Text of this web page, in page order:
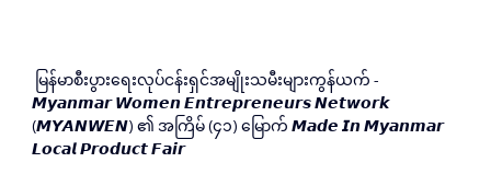
မြန်မာစီးပွားရေးလုပ်ငန်းရှင်အမျိုးသမီးများကွန်ယက် -
𝙈𝙮𝙖𝙣𝙢𝙖𝙧 𝙒𝙤𝙢𝙚𝙣 𝙀𝙣𝙩𝙧𝙚𝙥𝙧𝙚𝙣𝙚𝙪𝙧𝙨 𝙉𝙚𝙩𝙬𝙤𝙧𝙠
(𝙈𝙔𝘼𝙉𝙒𝙀𝙉) ၏ အကြိမ် (၄၁) မြောက် 𝙈𝙖𝙙𝙚 𝙄𝙣 𝙈𝙮𝙖𝙣𝙢𝙖𝙧
𝙇𝙤𝙘𝙖𝙡 𝙋𝙧𝙤𝙙𝙪𝙘𝙩 𝙁𝙖𝙞𝙧